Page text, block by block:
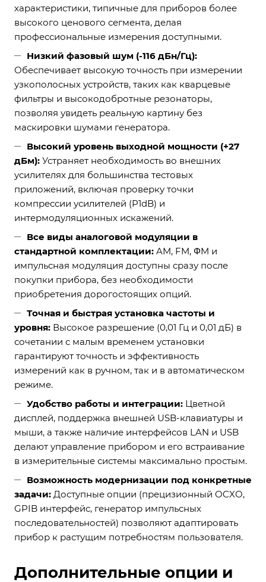
характеристики, типичные для приборов более
высокого ценового сегмента, делая
профессиональные измерения доступными.
Низкий фазовый шум (-116 дБн/Гц):
Обеспечивает высокую точность при измерении
узкополосных устройств, таких как кварцевые
фильтры и высокодобротные резонаторы,
позволяя увидеть реальную картину без
маскировки шумами генератора.
Высокий уровень выходной мощности (+27
дБм): Устраняет необходимость во внешних
усилителях для большинства тестовых
приложений, включая проверку точки
компрессии усилителей (P1dB) и
интермодуляционных искажений.
Все виды аналоговой модуляции в
стандартной комплектации: AM, FM, ΦM и
импульсная модуляция доступны сразу после
покупки прибора, без необходимости
приобретения дорогостоящих опций.
Точная и быстрая установка частоты и
уровня: Высокое разрешение (0,01 Гц и 0,01 дБ) в
сочетании с малым временем установки
гарантируют точность и эффективность
измерений как в ручном, так и в автоматическом
режиме.
Удобство работы и интеграции: Цветной
дисплей, поддержка внешней USB-клавиатуры и
мыши, а также наличие интерфейсов LAN и USB
делают управление прибором и его встраивание
в измерительные системы максимально простым.
Возможность модернизации под конкретные
задачи: Доступные опции (прецизионный OCXO,
GPIB интерфейс, генератор импульсных
последовательностей) позволяют адаптировать
прибор к растущим потребностям пользователя.
Дополнительные опции и